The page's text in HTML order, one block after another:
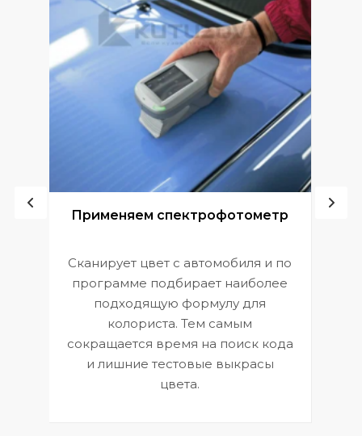
Применяем спектрофотометр
Сканирует цвет с автомобиля и по
программе подбирает наиболее
подходящую формулу для
колориста. Тем самым
сокращается время на поиск кода
и лишние тестовые выкрасы
цвета.